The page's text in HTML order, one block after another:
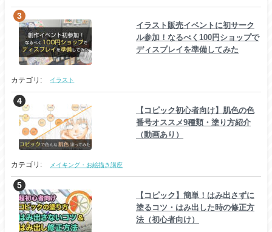
イラスト販売イベントに初サーク
ル参加！なるべく100円ショップで
ディスプレイを準備してみた
カテゴリ: イラスト
【コピック初心者向け】肌色の色
番号オススメ9種類・塗り方紹介
（動画あり）
カテゴリ: メイキング・お絵描き講座
【コピック】簡単！はみ出さずに
塗るコツ・はみ出した時の修正方
法（初心者向け）